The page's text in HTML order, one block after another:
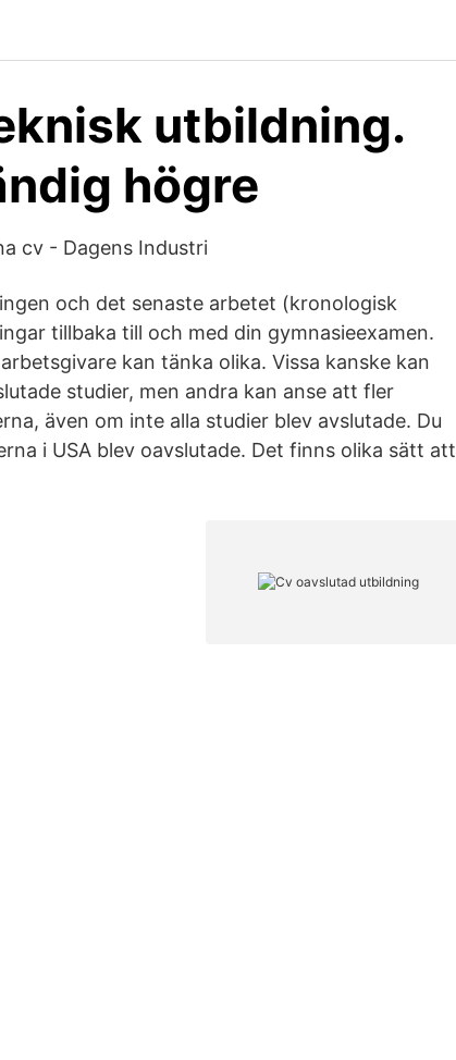
utbildning.
högre
cv - Dagens Industri
och det senaste arbetet (kronologisk
tillbaka till och med din gymnasieexamen.
kan tänka olika. Vissa kanske kan
studier, men andra kan anse att fler
även om inte alla studier blev avslutade. Du
i USA blev oavslutade. Det finns olika sätt att